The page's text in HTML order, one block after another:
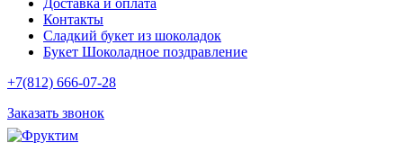
Доставка и оплата
Контакты
Сладкий букет из шоколадок
Букет Шоколадное поздравление
+7(812) 666-07-28
Заказать звонок